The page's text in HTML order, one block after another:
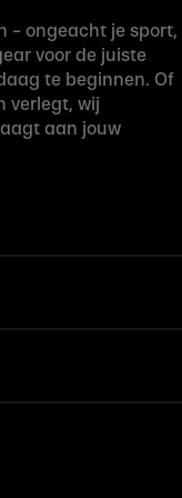
– ongeacht je sport,
voor de juiste
te beginnen. Of
verlegt, wij
aan jouw